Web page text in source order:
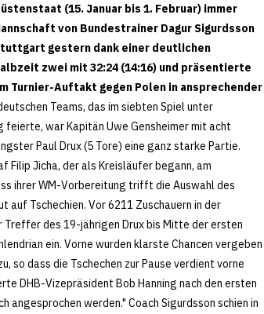
(15. Januar bis 1. Februar) immer
von Bundestrainer Dagur Sigurdsson
gestern dank einer deutlichen
zwei mit 32:24 (14:16) und präsentierte
Turnier-Auftakt gegen Polen in ansprechender
Teams, das im siebten Spiel unter
feierte, war Kapitän Uwe Gensheimer mit acht
Paul Drux (5 Tore) eine ganz starke Partie.
Filip Jicha, der als Kreisläufer begann, am
ihrer WM-Vorbereitung trifft die Auswahl des
auf Tschechien. Vor 6211 Zuschauern in der
des 19-jährigen Drux bis Mitte der ersten
ein. Vorne wurden klarste Chancen vergeben
so dass die Tschechen zur Pause verdient vorne
DHB-Vizepräsident Bob Hanning nach den ersten
werden." Coach Sigurdsson schien in